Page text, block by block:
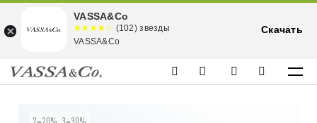
VASSA&Co
☆☆☆☆☆
★★★★
★
(102) звезды
VASSA&Co
Скачать